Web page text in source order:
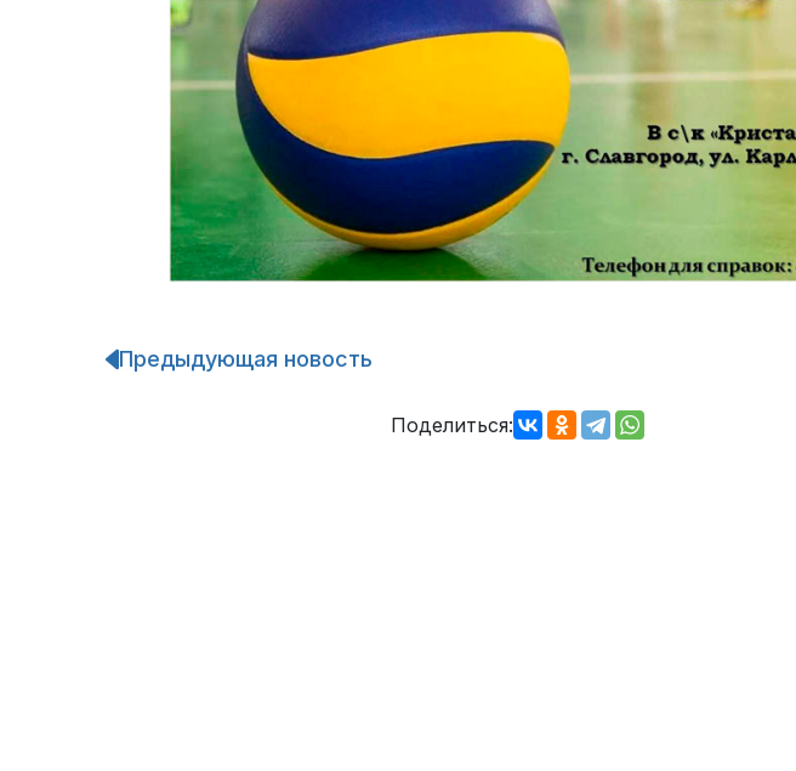
Навигация
Предыдующая новость
Поделиться: